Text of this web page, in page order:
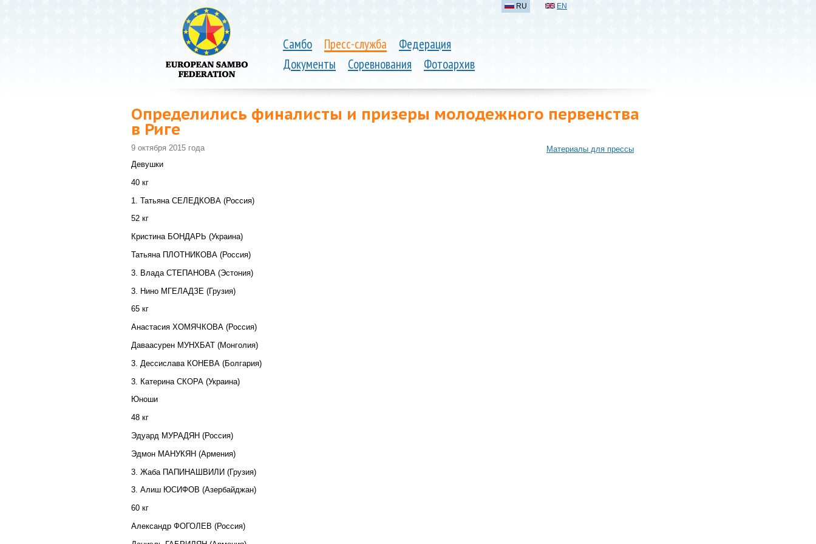
Самбо Пресс-служба
Федерация
Документы
Соревнования Фотоархив
RU EN
Определились финалисты и призеры молодежного первенства
в Риге
9 октября 2015 года
Девушки
40 кг
1. Татьяна СЕЛЕДКОВА (Россия)
52 кг
Кристина БОНДАРЬ (Украина)
Татьяна ПЛОТНИКОВА (Россия)
3. Влада СТЕПАНОВА (Эстония)
3. Нино МГЕЛАДЗЕ (Грузия)
65 кг
Анастасия ХОМЯЧКОВА (Россия)
Даваасурен МУНХБАТ (Монголия)
3. Дессислава КОНЕВА (Болгария)
3. Катерина СКОРА (Украина)
Юноши
48 кг
Эдуард МУРАДЯН (Россия)
Эдмон МАНУКЯН (Армения)
3. Жаба ПАПИНАШВИЛИ (Грузия)
3. Алиш ЮСИФОВ (Азербайджан)
60 кг
Александр ФОГОЛЕВ (Россия)
Материалы для прессы